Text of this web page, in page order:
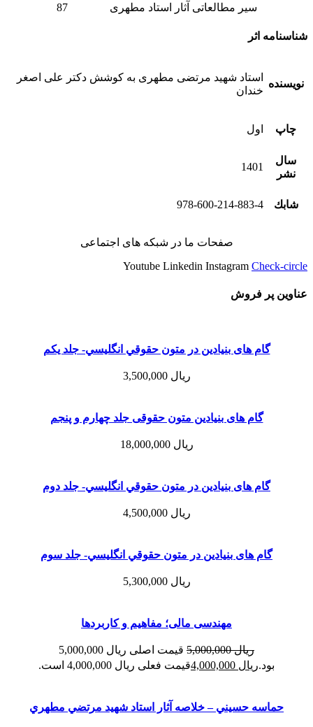
سیر مطالعاتی آثار استاد مطهری 87
شناسنامه اثر
نویسنده
استاد شهید مرتضی مطهری به کوشش دکتر علی اصغر
خندان
چاپ اول
سال
نشر
1401
شابك 978-600-214-883-4
صفحات ما در شبکه های اجتماعی
Youtube Linkedin Instagram Check-circle
عناوین پر فروش
گام های بنیادین در متون حقوقي انگليسي- جلد يكم
ریال 3,500,000
گام های بنیادین متون حقوقی جلد چهارم و پنجم
ریال 18,000,000
گام های بنیادین در متون حقوقي انگليسي- جلد دوم
ریال 4,500,000
گام های بنیادین در متون حقوقي انگليسي- جلد سوم
ریال 5,300,000
مهندسی مالی؛ مفاهیم و کاربردها
ریال5,000,000
قیمت اصلی ریال 5,000,000
بود.ریال قیمت فعلی ریال 4,000,000 است.
حماسه حسيني – خلاصه آثار استاد شهيد مرتضي مطهري